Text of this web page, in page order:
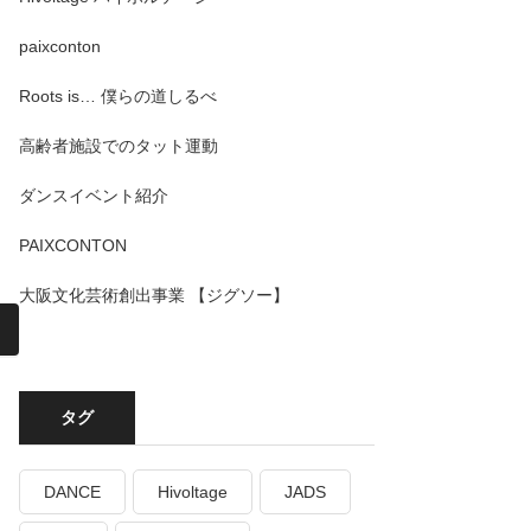
paixconton
Roots is… 僕らの道しるべ
高齢者施設でのタット運動
ダンスイベント紹介
PAIXCONTON
大阪文化芸術創出事業 【ジグソー】
タグ
DANCE Hivoltage JADS